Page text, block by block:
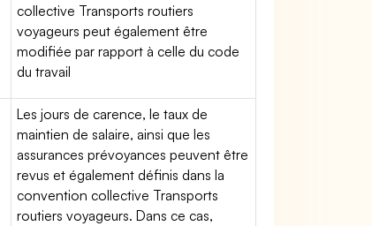
collective Transports routiers
voyageurs peut également être
modifiée par rapport à celle du code
du travail
Les jours de carence, le taux de
maintien de salaire, ainsi que les
assurances prévoyances peuvent être
revus et également définis dans la
convention collective Transports
routiers voyageurs. Dans ce cas,